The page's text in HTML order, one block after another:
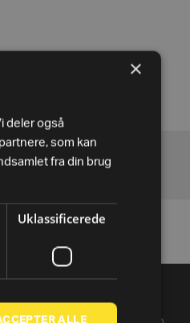
×
deler også
som kan
fra din brug
Uklassificerede
ALLE